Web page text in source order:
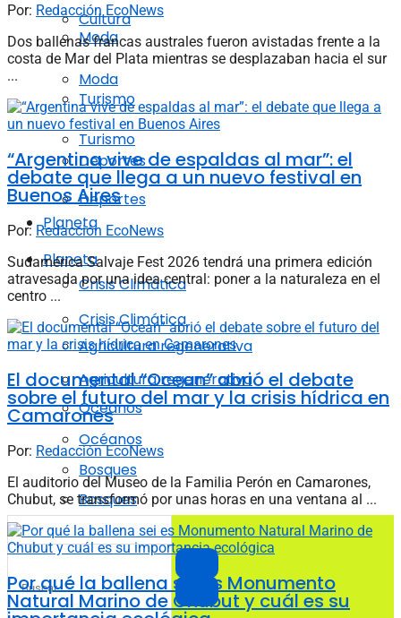
Moda
Turismo
Deportes
Planeta
Crisis Climática
Agricultura regenerativa
Océanos
Bosques
Cultura
Moda
Turismo
Deportes
Planeta
Crisis Climática
Agricultura regenerativa
Océanos
Bosques
Por: Redacción EcoNews
Dos ballenas francas australes fueron avistadas frente a la
costa de Mar del Plata mientras se desplazaban hacia el sur
...
“Argentina vive de espaldas al mar”: el
debate que llega a un nuevo festival en
Buenos Aires
Por: Redacción EcoNews
Sudamérica Salvaje Fest 2026 tendrá una primera edición
atravesada por una idea central: poner a la naturaleza en el
centro ...
El documental “Ocean” abrió el debate
sobre el futuro del mar y la crisis hídrica en
Camarones
Por: Redacción EcoNews
El auditorio del Museo de la Familia Perón en Camarones,
Chubut, se transformó por unas horas en una ventana al ...
Por qué la ballena sei es Monumento
Natural Marino de Chubut y cuál es su